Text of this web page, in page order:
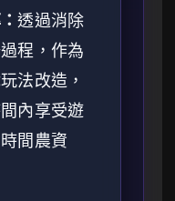
透過消除
程，作為
法改造，
內享受遊
間農資